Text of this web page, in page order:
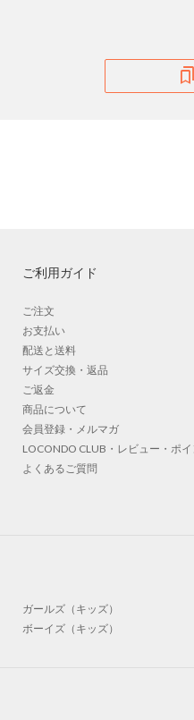
ご利用ガイド
ご注文
お支払い
配送と送料
サイズ交換・返品
ご返金
商品について
会員登録・メルマガ
LOCONDO CLUB・レビュー・ポイ
よくあるご質問
ガールズ（キッズ）
ボーイズ（キッズ）